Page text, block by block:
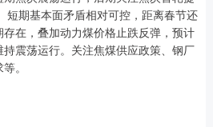
短期基本面矛盾相对可控，距离春节还
在，叠加动力煤价格止跌反弹，预计
震荡运行。关注焦煤供应政策、钢厂
。